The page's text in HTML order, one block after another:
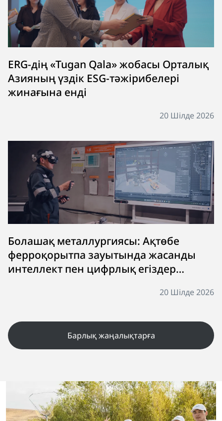
ERG-дің «Tugan Qala» жобасы Орталық
Азияның үздік ESG-тәжірибелері
жинағына енді
20 Шілде 2026
Болашақ металлургиясы: Ақтөбе
ферроқорытпа зауытында жасанды
интеллект пен цифрлық егіздер
20 Шілде 2026
Барлық жаңалықтарға